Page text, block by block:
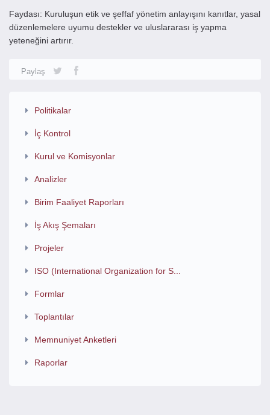
Faydası: Kuruluşun etik ve şeffaf yönetim anlayışını kanıtlar, yasal
düzenlemelere uyumu destekler ve uluslararası iş yapma
yeteneğini artırır.
Paylaş
Politikalar
İç Kontrol
Kurul ve Komisyonlar
Analizler
Birim Faaliyet Raporları
İş Akış Şemaları
Projeler
ISO (International Organization for S...
Formlar
Toplantılar
Memnuniyet Anketleri
Raporlar